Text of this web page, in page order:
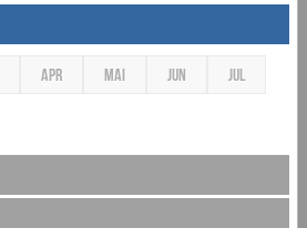
APR MAI JUN JUL